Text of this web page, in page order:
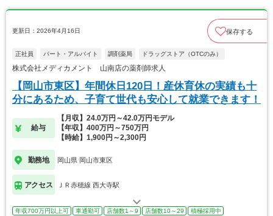
更新日：2026年4月16日 保存する
正社員 パート・アルバイト 調剤薬局 ドラッグストア（OTCのみ）
株式会社メディカメント 山南店の薬剤師求人
【岡山市東区】年間休日120日！産休育休の実績も十
分にあるため、子育て世代も安心して就業できます！
給与
【月収】24.0万円～42.0万円モデル
【年収】400万円～750万円
【時給】1,900円～2,300円
勤務地 岡山県 岡山市東区
アクセス ＪＲ赤穂線 西大寺駅
年収700万円以上可 車通勤可 店舗数1～9 店舗数10～29 積極採用中